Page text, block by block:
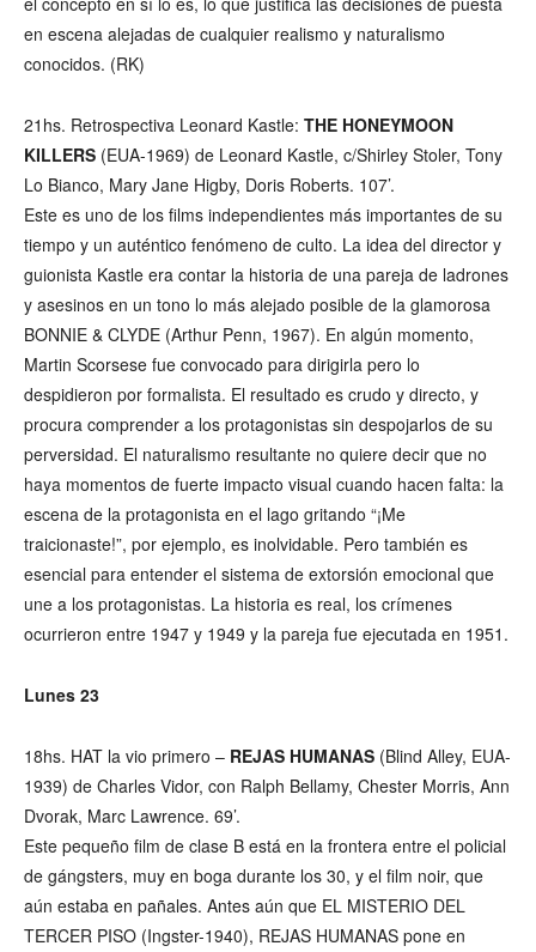
en escena alejadas de cualquier realismo y naturalismo
conocidos. (RK)
21hs. Retrospectiva Leonard Kastle: THE HONEYMOON
KILLERS (EUA-1969) de Leonard Kastle, c/Shirley Stoler, Tony
Lo Bianco, Mary Jane Higby, Doris Roberts. 107’.
Este es uno de los films independientes más importantes de su
tiempo y un auténtico fenómeno de culto. La idea del director y
guionista Kastle era contar la historia de una pareja de ladrones
y asesinos en un tono lo más alejado posible de la glamorosa
BONNIE & CLYDE (Arthur Penn, 1967). En algún momento,
Martin Scorsese fue convocado para dirigirla pero lo
despidieron por formalista. El resultado es crudo y directo, y
procura comprender a los protagonistas sin despojarlos de su
perversidad. El naturalismo resultante no quiere decir que no
haya momentos de fuerte impacto visual cuando hacen falta: la
escena de la protagonista en el lago gritando “¡Me
traicionaste!”, por ejemplo, es inolvidable. Pero también es
esencial para entender el sistema de extorsión emocional que
une a los protagonistas. La historia es real, los crímenes
ocurrieron entre 1947 y 1949 y la pareja fue ejecutada en 1951.
Lunes 23
18hs. HAT la vio primero – REJAS HUMANAS (Blind Alley, EUA-
1939) de Charles Vidor, con Ralph Bellamy, Chester Morris, Ann
Dvorak, Marc Lawrence. 69’.
Este pequeño film de clase B está en la frontera entre el policial
de gángsters, muy en boga durante los 30, y el film noir, que
aún estaba en pañales. Antes aún que EL MISTERIO DEL
TERCER PISO (Ingster-1940), REJAS HUMANAS pone en